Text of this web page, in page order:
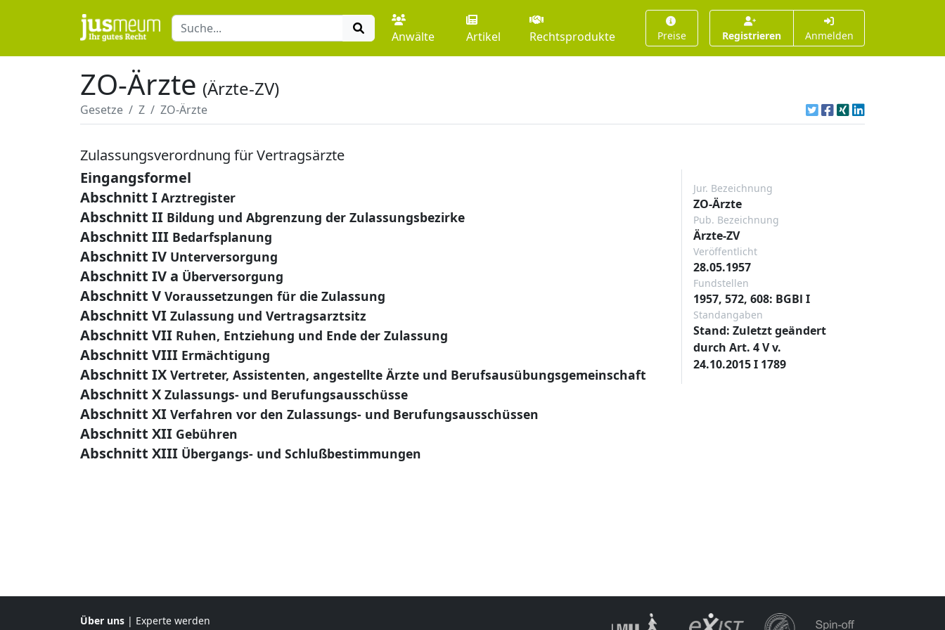
Anwälte Artikel Rechtsprodukte Preise Registrieren Anmelden
ZO-Ärzte (Ärzte-ZV)
Gesetze Z ZO-Ärzte
Zulassungsverordnung für Vertragsärzte
Eingangsformel
Abschnitt I Arztregister
Abschnitt II Bildung und Abgrenzung der Zulassungsbezirke
Abschnitt III Bedarfsplanung
Abschnitt IV Unterversorgung
Abschnitt IV a Überversorgung
Abschnitt V Voraussetzungen für die Zulassung
Abschnitt VI Zulassung und Vertragsarztsitz
Abschnitt VII Ruhen, Entziehung und Ende der Zulassung
Abschnitt VIII Ermächtigung
Abschnitt IX Vertreter, Assistenten, angestellte Ärzte und Berufsausübungsgemeinschaft
Abschnitt X Zulassungs- und Berufungsausschüsse
Abschnitt XI Verfahren vor den Zulassungs- und Berufungsausschüssen
Abschnitt XII Gebühren
Abschnitt XIII Übergangs- und Schlußbestimmungen
Jur. Bezeichnung
ZO-Ärzte
Pub. Bezeichnung
Ärzte-ZV
Veröffentlicht
28.05.1957
Fundstellen
1957, 572, 608: BGBl I
Standangaben
Stand: Zuletzt geändert
durch Art. 4 V v.
24.10.2015 I 1789
Über uns | Experte werden